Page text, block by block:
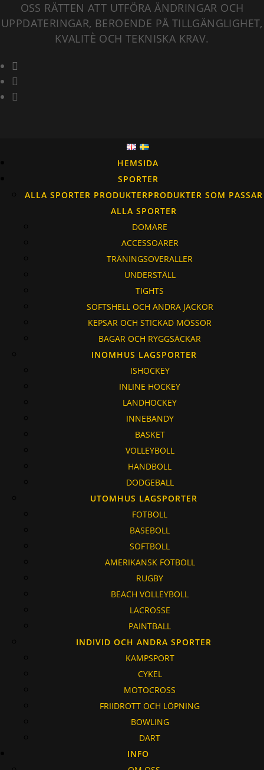
OSS RÄTTEN ATT UTFÖRA ÄNDRINGAR OCH
UPPDATERINGAR, BEROENDE PÅ TILLGÄNGLIGHET,
KVALITÈ OCH TEKNISKA KRAV.
HEMSIDA
SPORTER
ALLA SPORTER PRODUKTERPRODUKTER SOM PASSAR
ALLA SPORTER
DOMARE
ACCESSOARER
TRÄNINGSOVERALLER
UNDERSTÄLL
TIGHTS
SOFTSHELL OCH ANDRA JACKOR
KEPSAR OCH STICKAD MÖSSOR
BAGAR OCH RYGGSÄCKAR
INOMHUS LAGSPORTER
ISHOCKEY
INLINE HOCKEY
LANDHOCKEY
INNEBANDY
BASKET
VOLLEYBOLL
HANDBOLL
DODGEBALL
UTOMHUS LAGSPORTER
FOTBOLL
BASEBOLL
SOFTBOLL
AMERIKANSK FOTBOLL
RUGBY
BEACH VOLLEYBOLL
LACROSSE
PAINTBALL
INDIVID OCH ANDRA SPORTER
KAMPSPORT
CYKEL
MOTOCROSS
FRIIDROTT OCH LÖPNING
BOWLING
DART
INFO